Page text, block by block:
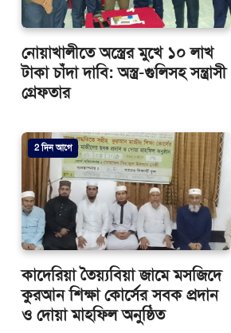
নোয়াখালীতে অস্ত্রের মুখে ১০ লাখ
টাকা চাঁদা দাবি: অস্ত্র-গুলিসহ সন্ত্রাসী
গ্রেফতার
2 দিন আগে
কাদেরিয়া তৈয়্যবিয়া জামে মসজিদে
কুরআন শিক্ষা কোর্সের সবক প্রদান
ও দোয়া মাহফিল অনুষ্ঠিত